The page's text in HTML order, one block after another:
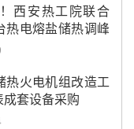
西安热工院联合
热电熔盐储热调峰
热火电机组改造工
套设备采购